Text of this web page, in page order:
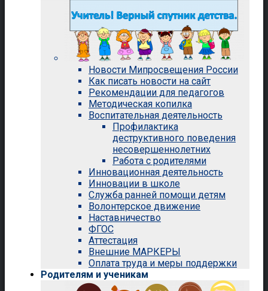
Новости Мипросвещения России
Как писать новости на сайт
Рекомендации для педагогов
Методическая копилка
Воспитательная деятельность
Профилактика
деструктивного поведения
несовершеннолетних
Работа с родителями
Инновационная деятельность
Инновации в школе
Служба ранней помощи детям
Волонтерское движение
Наставничество
ФГОС
Аттестация
Внешние МАРКЕРЫ
Оплата труда и меры поддержки
Родителям и ученикам